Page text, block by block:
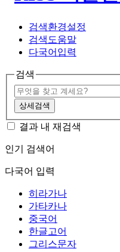
검색환경설정
검색도움말
다국어입력
검색
상세검색
결과 내 재검색
인기 검색어
다국어 입력
히라가나
가타카나
중국어
한글고어
그리스문자